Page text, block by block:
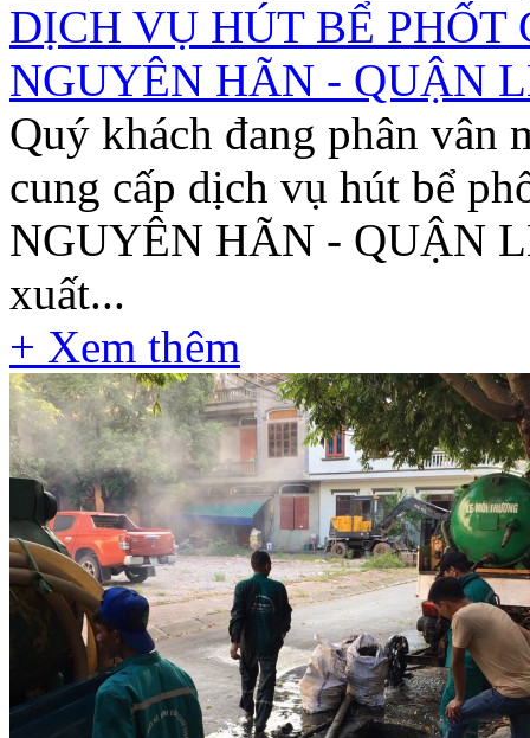
DỊCH VỤ HÚT BỂ
NGUYÊN HÃN - QUẬN
Quý khách đang phân vân
cung cấp dịch vụ hút bể
NGUYÊN HÃN - QUẬN
xuất...
+ Xem thêm